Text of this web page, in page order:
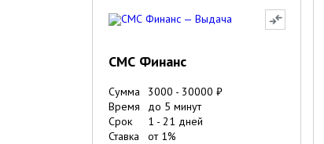
СМС Финанс
Сумма 3000 - 30000 ₽
Время
до 5 минут
Срок
1 - 21 дней
Ставка
от 1%